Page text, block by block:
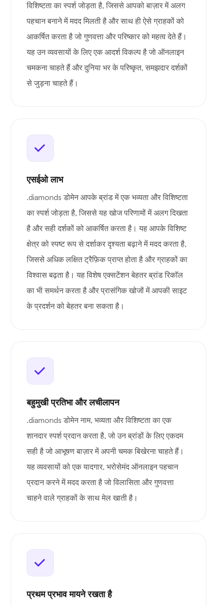
विशिष्टता का स्पर्श जोड़ता है, जिससे आपको बाज़ार में अलग
पहचान बनाने में मदद मिलती है और साथ ही ऐसे ग्राहकों को
आकर्षित करता है जो गुणवत्ता और परिष्कार को महत्व देते हैं।
यह उन व्यवसायों के लिए एक आदर्श विकल्प है जो ऑनलाइन
चमकना चाहते हैं और दुनिया भर के परिष्कृत, समझदार दर्शकों
से जुड़ना चाहते हैं।
एसईओ लाभ
.diamonds डोमेन आपके ब्रांड में एक भव्यता और विशिष्टता
का स्पर्श जोड़ता है, जिससे यह खोज परिणामों में अलग दिखता
है और सही दर्शकों को आकर्षित करता है। यह आपके विशिष्ट
क्षेत्र को स्पष्ट रूप से दर्शाकर दृश्यता बढ़ाने में मदद करता है,
जिससे अधिक लक्षित ट्रैफ़िक प्राप्त होता है और ग्राहकों का
विश्वास बढ़ता है। यह विशेष एक्सटेंशन बेहतर ब्रांड रिकॉल
का भी समर्थन करता है और प्रासंगिक खोजों में आपकी साइट
के प्रदर्शन को बेहतर बना सकता है।
बहुमुखी प्रतिभा और लचीलापन
.diamonds डोमेन नाम, भव्यता और विशिष्टता का एक
शानदार स्पर्श प्रदान करता है, जो उन ब्रांडों के लिए एकदम
सही है जो आभूषण बाज़ार में अपनी चमक बिखेरना चाहते हैं।
यह व्यवसायों को एक यादगार, भरोसेमंद ऑनलाइन पहचान
प्रदान करने में मदद करता है जो विलासिता और गुणवत्ता
चाहने वाले ग्राहकों के साथ मेल खाती है।
प्रथम प्रभाव मायने रखता है